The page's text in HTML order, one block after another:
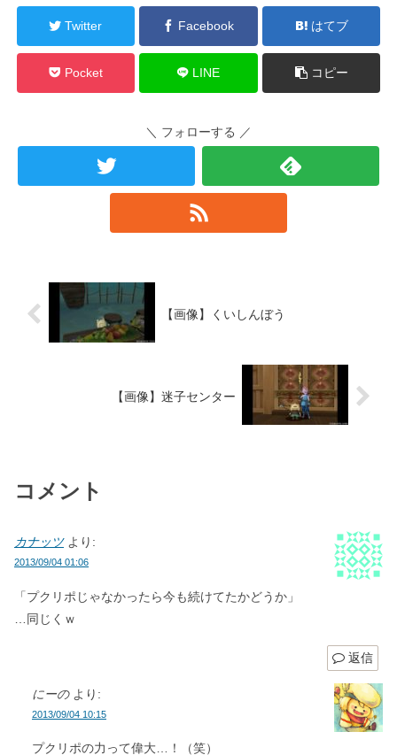
Twitter Facebook はてブ
Pocket LINE コピー
＼ フォローする ／
【画像】くいしんぼう
【画像】迷子センター
コメント
カナッツ より:
2013/09/04 01:06
「プクリポじゃなかったら今も続けてたかどうか」
…同じくｗ
返信
にーの より:
2013/09/04 10:15
プクリポの力って偉大…！（笑）